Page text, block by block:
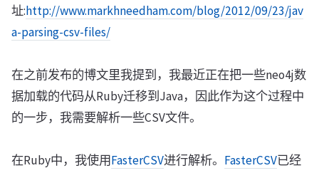
址:http://www.markhneedham.com/blog/2012/09/23/jav
a-parsing-csv-files/
在之前发布的博文里我提到，我最近正在把一些neo4j数
据加载的代码从Ruby迁移到Java，因此作为这个过程中
的一步，我需要解析一些CSV文件。
在Ruby中，我使用FasterCSV进行解析。 FasterCSV已经